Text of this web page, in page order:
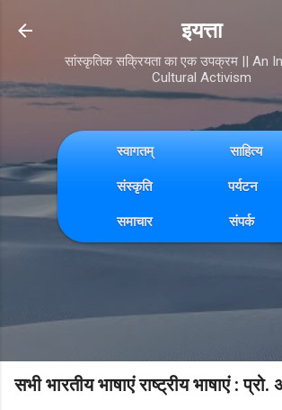
Skip to main content
इयत्ता
सांस्कृतिक सक्रियता का एक उपक्रम || An
Cultural Activism
स्वागतम् साहित्य
संस्कृति पर्यटन
समाचार संपर्क
सभी भारतीय भाषाएं राष्ट्रीय भाषाएं : प्रो.